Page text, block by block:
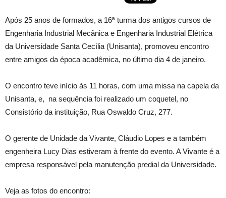
Após 25 anos de formados, a 16ª turma dos antigos cursos de
Engenharia Industrial Mecânica e Engenharia Industrial Elétrica
da Universidade Santa Cecília (Unisanta), promoveu encontro
entre amigos da época acadêmica, no último dia 4 de janeiro.
O encontro teve início às 11 horas, com uma missa na capela da
Unisanta, e, na sequência foi realizado um coquetel, no
Consistório da instituição, Rua Oswaldo Cruz, 277.
O gerente de Unidade da Vivante, Cláudio Lopes e a também
engenheira Lucy Dias estiveram à frente do evento. A Vivante é a
empresa responsável pela manutenção predial da Universidade.
Veja as fotos do encontro: